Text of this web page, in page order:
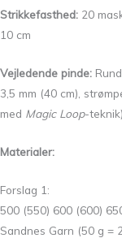
Strikkefasthed: 20
10 cm
Vejledende pinde:
3,5 mm (40 cm),
med Magic Loop-teknik)
Materialer:
Forslag 1:
500 (550) 600 (600)
Sandnes Garn (50 g =